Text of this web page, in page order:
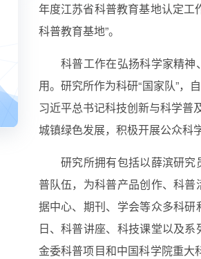
年度江苏省科普教育基地认定工
科普教育基地”。
科普工作在弘扬科学家精
用。研究所作为科研“国家队”，
习近平总书记科技创新与科学普
城镇绿色发展，积极开展公众科
研究所拥有包括以薛滨研
普队伍，为科普产品创作、科
据中心、期刊、学会等众多科
日、科普讲座、科技课堂以及
金委科普项目和中国科学院重大